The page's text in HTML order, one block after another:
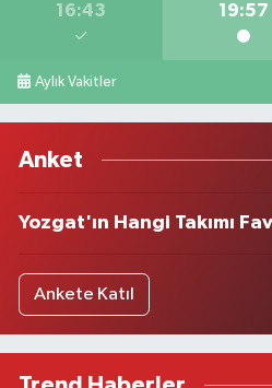
16:43 19:57
Aylık Vakitler
Anket
Yozgat'ın Hangi Takımı
Ankete Katıl